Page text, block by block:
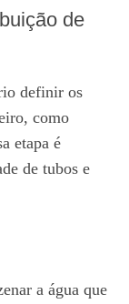
de
definir os
como
etapa é
de tubos e
a água que